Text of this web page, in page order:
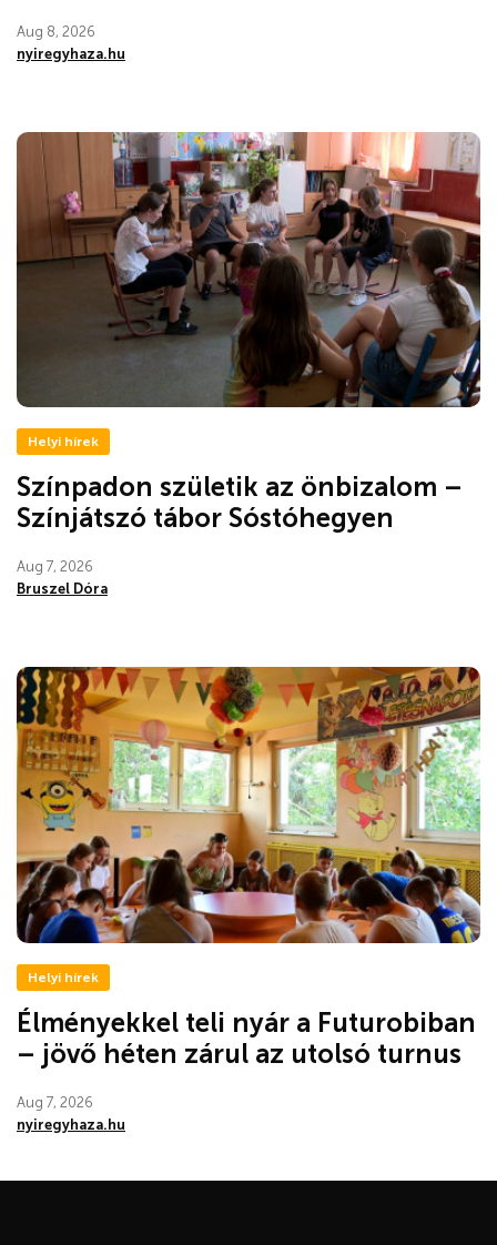
Aug 8, 2026
nyiregyhaza.hu
Helyi hírek
Színpadon születik az önbizalom –
Színjátszó tábor Sóstóhegyen
Aug 7, 2026
Bruszel Dóra
Helyi hírek
Élményekkel teli nyár a Futurobiban
– jövő héten zárul az utolsó turnus
Aug 7, 2026
nyiregyhaza.hu